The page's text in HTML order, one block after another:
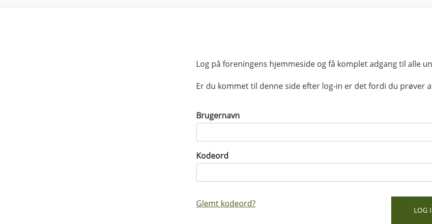
Log på foreningens hjemmeside og få komplet adgang til alle
Er du kommet til denne side efter log-in er det fordi du prøver
Brugernavn
Kodeord
Glemt kodeord?